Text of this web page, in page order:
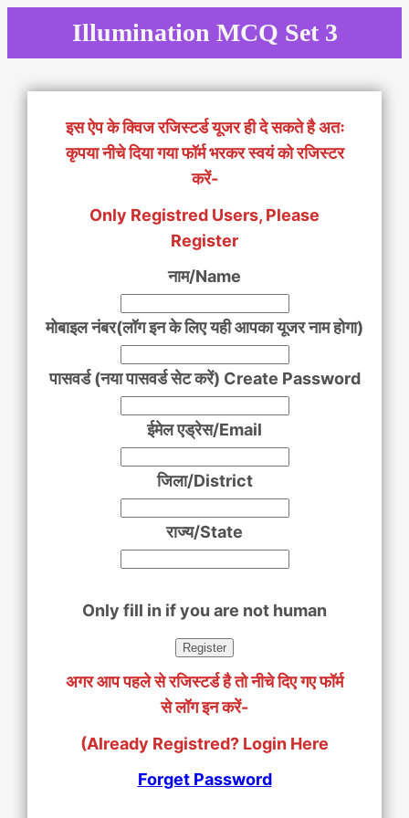
Illumination MCQ Set 3
इस ऐप के क्विज रजिस्टर्ड यूजर ही दे सकते है अतः
कृपया नीचे दिया गया फॉर्म भरकर स्वयं को रजिस्टर
करें-
Only Registred Users, Please
Register
नाम/Name
मोबाइल नंबर(लॉग इन के लिए यही आपका यूजर नाम होगा)
पासवर्ड (नया पासवर्ड सेट करें) Create Password
ईमेल एड्रेस/Email
जिला/District
राज्य/State
Only fill in if you are not human
अगर आप पहले से रजिस्टर्ड है तो नीचे दिए गए फॉर्म
से लॉग इन करें-
(Already Registred? Login Here
Forget Password